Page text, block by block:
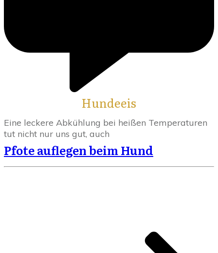
Hundeeis
Eine leckere Abkühlung bei heißen Temperaturen
tut nicht nur uns gut, auch
Pfote auflegen beim Hund